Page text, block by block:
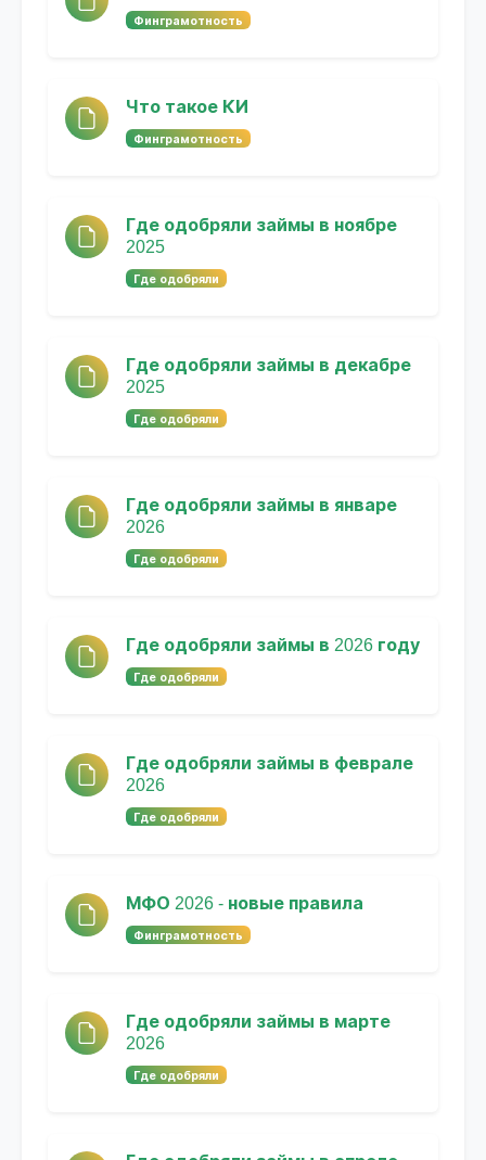
Финграмотность
Что такое КИ
Финграмотность
Где одобряли займы в ноябре
2025
Где одобряли
Где одобряли займы в декабре
2025
Где одобряли
Где одобряли займы в январе
2026
Где одобряли
Где одобряли займы в 2026 году
Где одобряли
Где одобряли займы в феврале
2026
Где одобряли
МФО 2026 - новые правила
Финграмотность
Где одобряли займы в марте
2026
Где одобряли